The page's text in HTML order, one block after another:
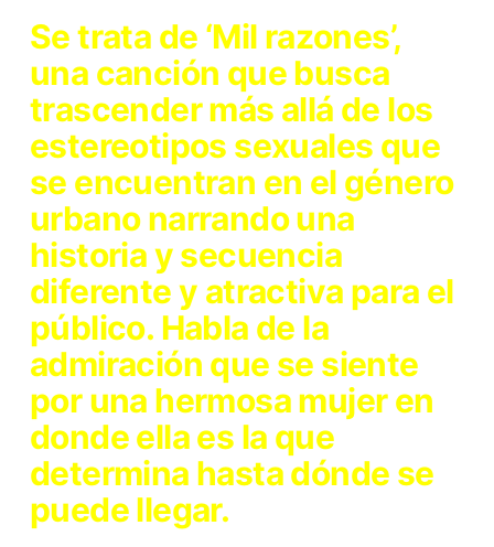
Se trata de ‘Mil razones’,
una canción que busca
trascender más allá de los
estereotipos sexuales que
se encuentran en el género
urbano narrando una
historia y secuencia
diferente y atractiva para el
público. Habla de la
admiración que se siente
por una hermosa mujer en
donde ella es la que
determina hasta dónde se
puede llegar.